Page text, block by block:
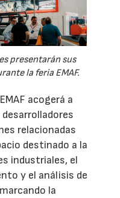
presentarán sus
la feria EMAF.
acogerá a
relacionadas
destinado a la
industriales, el
y el análisis de
la